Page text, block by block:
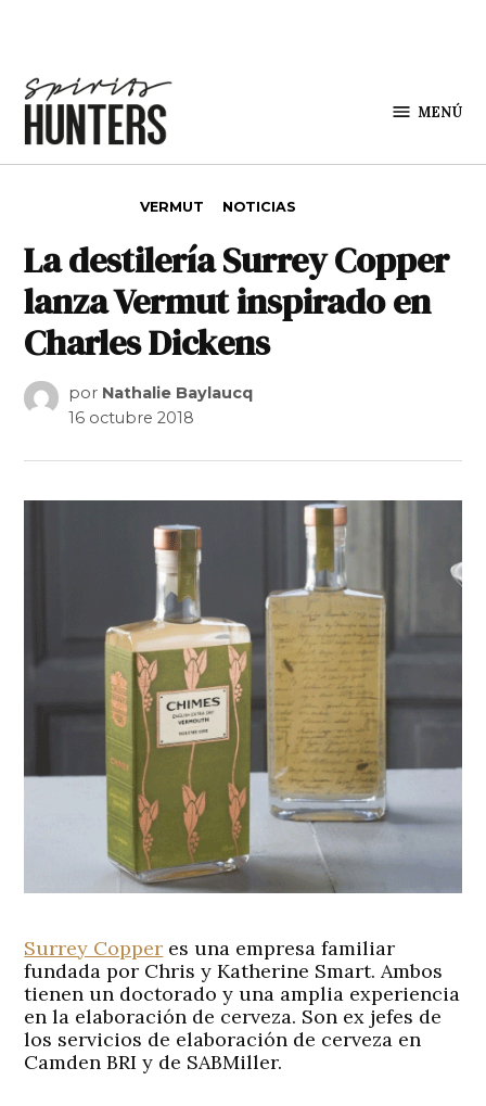
MENÚ
VERMUT NOTICIAS
La destilería Surrey Copper
lanza Vermut inspirado en
Charles Dickens
por Nathalie Baylaucq
16 octubre 2018
Surrey Copper es una empresa familiar
fundada por Chris y Katherine Smart. Ambos
tienen un doctorado y una amplia experiencia
en la elaboración de cerveza. Son ex jefes de
los servicios de elaboración de cerveza en
Camden BRI y de SABMiller.